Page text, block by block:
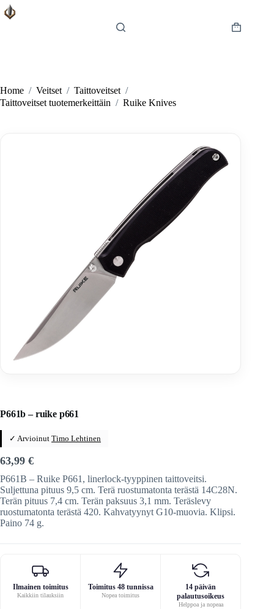
Skip
to
Shopping
Home / Veitset / Taittoveitset /
Taittoveitset tuotemerkeittäin / Ruike Knives
P661b – ruike p661
✓ Arvioinut Timo Lehtinen
63,99 €
P661B – Ruike P661, linerlock-tyyppinen taittoveitsi.
Suljettuna pituus 9,5 cm. Terä ruostumatonta terästä 14C28N.
Terän pituus 7,4 cm. Terän paksuus 3,1 mm. Teräslevy
ruostumatonta terästä 420. Kahvatyynyt G10-muovia. Klipsi.
Paino 74 g.
Ilmainen toimitus
Kaikkiin tilauksiin
Toimitus 48 tunnissa
Nopea toimitus
14 päivän
palautusoikeus
Helppoa ja nopeaa